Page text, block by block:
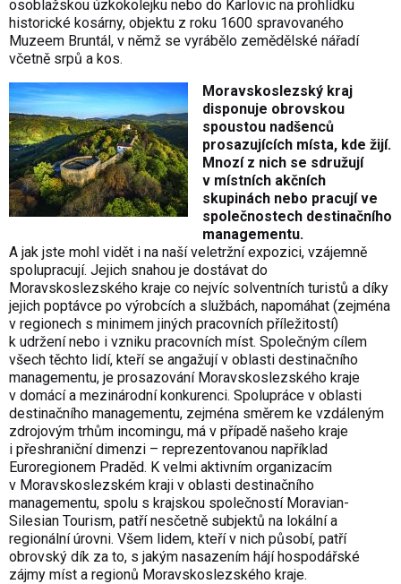
osoblažskou úzkokolejku nebo do Karlovic na prohlídku
historické kosárny, objektu z roku 1600 spravovaného
Muzeem Bruntál, v němž se vyrábělo zemědělské nářadí
včetně srpů a kos.
Moravskoslezský kraj
disponuje obrovskou
spoustou nadšenců
prosazujících místa, kde žijí.
Mnozí z nich se sdružují
v místních akčních
skupinách nebo pracují ve
společnostech destinačního
managementu.
A jak jste mohl vidět i na naší veletržní expozici, vzájemně
spolupracují. Jejich snahou je dostávat do
Moravskoslezského kraje co nejvíc solventních turistů a díky
jejich poptávce po výrobcích a službách, napomáhat (zejména
v regionech s minimem jiných pracovních příležitostí)
k udržení nebo i vzniku pracovních míst. Společným cílem
všech těchto lidí, kteří se angažují v oblasti destinačního
managementu, je prosazování Moravskoslezského kraje
v domácí a mezinárodní konkurenci. Spolupráce v oblasti
destinačního managementu, zejména směrem ke vzdáleným
zdrojovým trhům incomingu, má v případě našeho kraje
i přeshraniční dimenzi – reprezentovanou například
Euroregionem Praděd. K velmi aktivním organizacím
v Moravskoslezském kraji v oblasti destinačního
managementu, spolu s krajskou společností Moravian-
Silesian Tourism, patří nesčetně subjektů na lokální a
regionální úrovni. Všem lidem, kteří v nich působí, patří
obrovský dík za to, s jakým nasazením hájí hospodářské
zájmy míst a regionů Moravskoslezské­ho kraje.